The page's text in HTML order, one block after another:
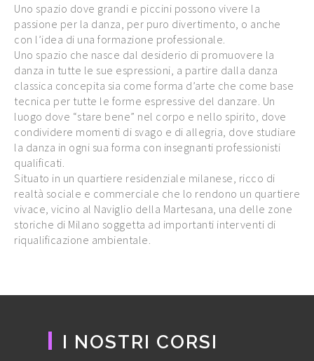
Uno spazio dove grandi e piccini possono vivere la
passione per la danza, per puro divertimento, o anche
con l’idea di una formazione professionale.
Uno spazio che nasce dal desiderio di promuovere la
danza in tutte le sue espressioni, a partire dalla danza
classica concepita sia come forma d’arte che come base
tecnica per tutte le forme espressive del danzare. Un
luogo dove “stare bene” nel corpo e nello spirito, dove
condividere momenti di svago e di allegria, dove studiare
la danza in ogni sua forma con insegnanti professionisti
qualificati.
Situato in un quartiere residenziale milanese, ricco di
realtà sociale e commerciale che lo rendono un quartiere
vivace, vicino al Naviglio della Martesana, una delle zone
storiche di Milano soggetta ad importanti interventi di
riqualificazione ambientale.
I NOSTRI CORSI